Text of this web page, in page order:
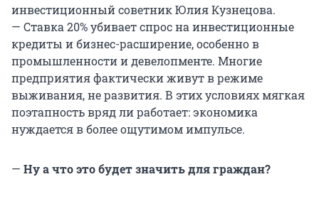
инвестиционный советник Юлия Кузнецова.
— Ставка 20% убивает спрос на инвестиционные
кредиты и бизнес-расширение, особенно в
промышленности и девелопменте. Многие
предприятия фактически живут в режиме
выживания, не развития. В этих условиях мягкая
поэтапность вряд ли работает: экономика
нуждается в более ощутимом импульсе.
— Ну а что это будет значить для граждан?